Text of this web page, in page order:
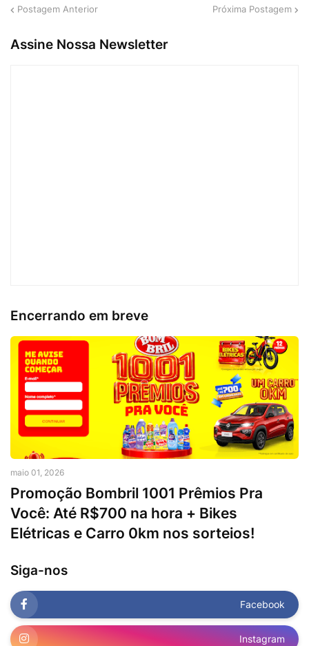
Postagem Anterior Próxima Postagem
Assine Nossa Newsletter
Encerrando em breve
maio 01, 2026
Promoção Bombril 1001 Prêmios Pra
Você: Até R$700 na hora + Bikes
Elétricas e Carro 0km nos sorteios!
Siga-nos
Facebook
Instagram